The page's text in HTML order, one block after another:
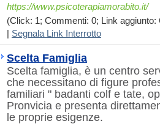
https://www.psicoterapiamorabito.it/
(Click: 1; Commenti: 0; Link aggiunto:
Segnala Link Interrotto
Scelta Famiglia
Scelta famiglia, è un centro
che necessitano di figure
familiari " badanti colf e tate,
Pronvicia e presenta
le proprie esigenze.